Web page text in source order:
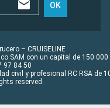
OK
– CRUISELINE
SAM con un capital de 150 000
97 84 50
civil y profesional RC RSA de
reserved